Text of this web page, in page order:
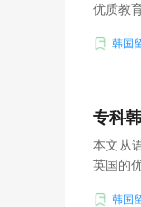
优质教
韩国
专科
本文从
英国的
韩国